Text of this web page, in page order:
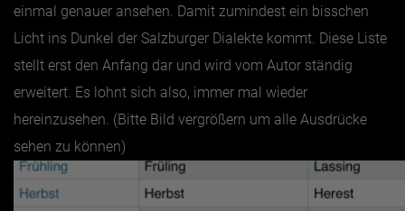
einmal genauer ansehen. Damit zumindest ein bisschen
Licht ins Dunkel der Salzburger Dialekte kommt. Diese Liste
stellt erst den Anfang dar und wird vom Autor ständig
erweitert. Es lohnt sich also, immer mal wieder
hereinzusehen. (Bitte Bild vergrößern um alle Ausdrücke
sehen zu können)